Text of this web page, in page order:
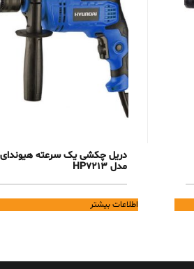
دریل چکشی یک سرعته هیوندای
مدل HP7213
اطلاعات بیشتر